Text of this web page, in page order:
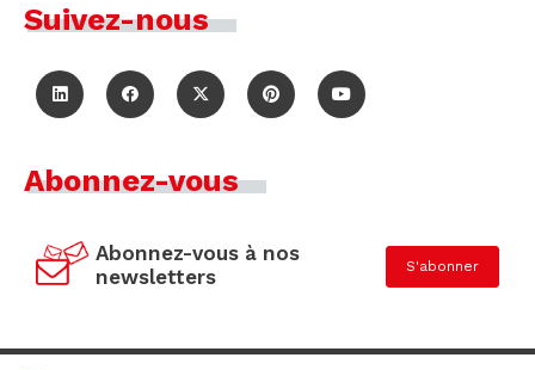
Suivez-nous
Abonnez-vous
Abonnez-vous à nos
newsletters
S'abonner